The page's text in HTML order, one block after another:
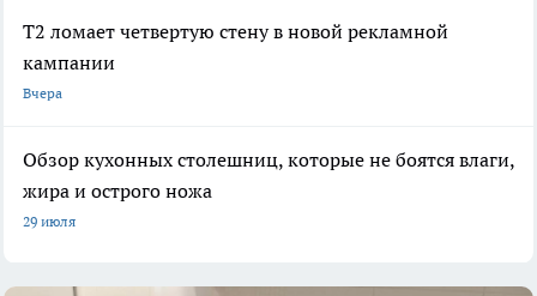
Т2 ломает четвертую стену в новой рекламной
кампании
Вчера
Обзор кухонных столешниц, которые не боятся влаги,
жира и острого ножа
29 июля